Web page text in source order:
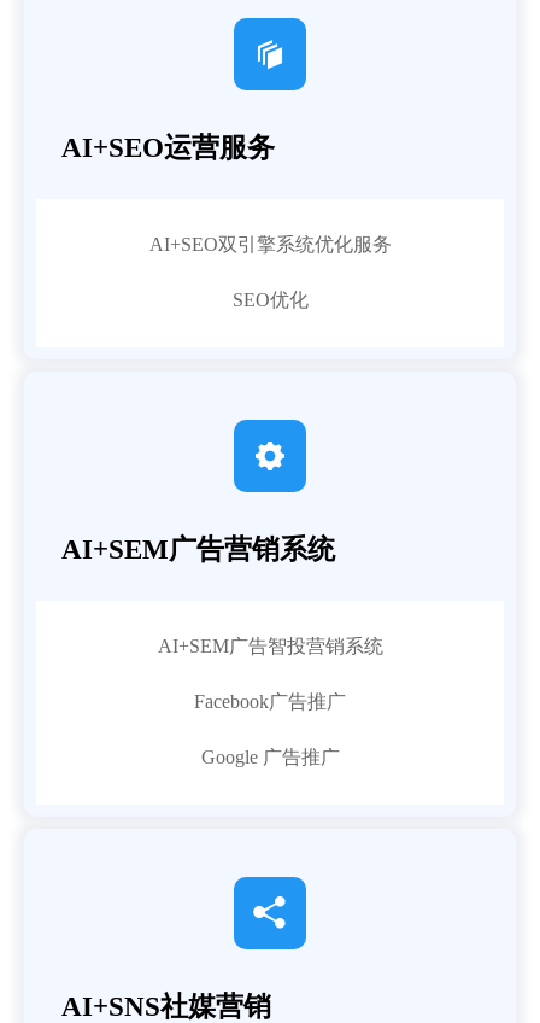

AI+SEO运营服务
AI+SEO双引擎系统优化服务
SEO优化

AI+SEM广告营销系统
AI+SEM广告智投营销系统
Facebook广告推广
Google 广告推广

AI+SNS社媒营销